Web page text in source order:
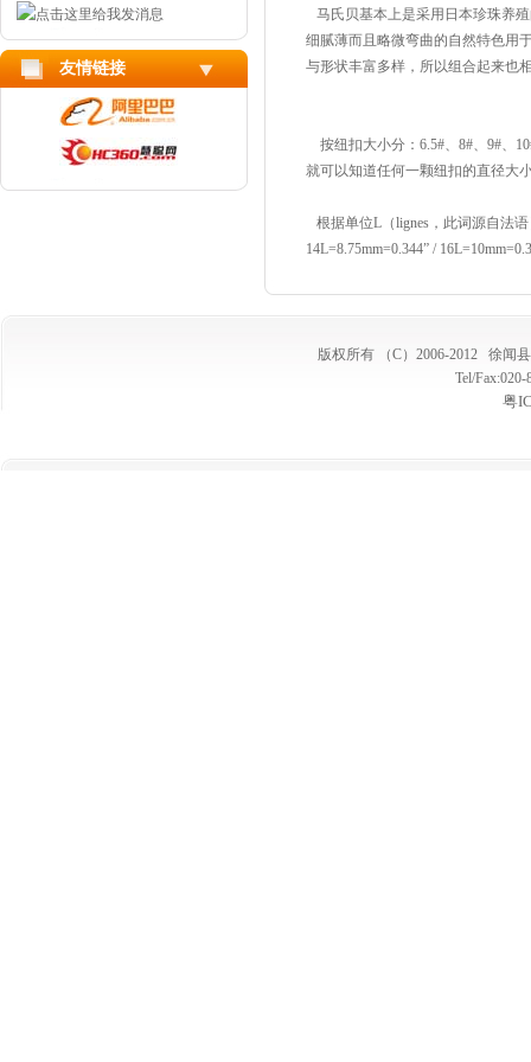
友情链接
马氏贝基本上是采用日本珍珠养
细腻薄而且略微弯曲的自然特色用
与形状丰富多样，所以组合起来也
按纽扣大小分：6.5#、8#、9#、
就可以知道任何一颗纽扣的直径大
根据单位L（lignes，此词源自法
14L=8.75mm=0.344” /
版权所有 （C）2006-2012 徐闻
Tel/
粤